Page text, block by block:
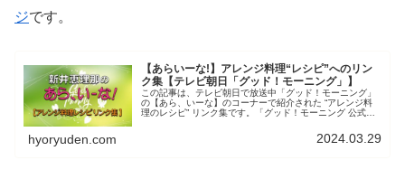
ジです。
【あらいーな!】アレンジ料理“レシピ”へのリン
ク集【テレビ朝日「グッド！モーニング」】
この記事は、テレビ朝日で放送中「グッド！モーニング」
の【あら、いーな】のコーナーで紹介された “アレンジ料
理のレシピ” リンク集です。「グッド！モーニング 公式イ
hyoryuden.com 2024.03.29